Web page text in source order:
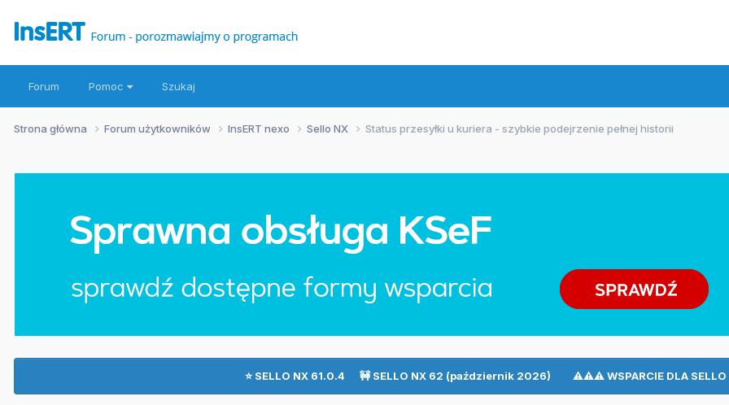
Forum Pomoc Szukaj
Strona główna Forum użytkowników InsERT nexo Sello NX Status przesyłki u kuriera - szybkie podejrzenie pełnej historii
⭐ SELLO NX 61.0.4 🚧 SELLO NX 62 (październik 2026) ⚠⚠⚠ WSPARCIE DLA